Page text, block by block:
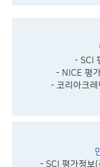
- SCI
- NICE 평
- 코리아크
- SCI 평가정보(